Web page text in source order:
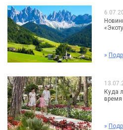
»
Куда
время
»